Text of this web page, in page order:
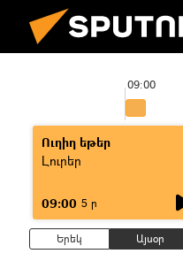
09:00
Ուղիղ եթեր
Լուրեր
09:00 5 ր
Երեկ Այսօր